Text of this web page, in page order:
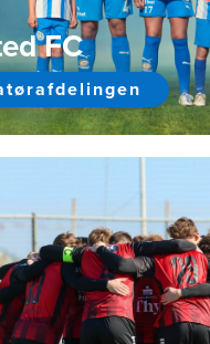
FC